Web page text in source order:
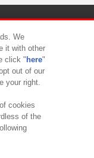
ト対応方針
We
it with other
click " here"
out of our
your right.
cookies
of the